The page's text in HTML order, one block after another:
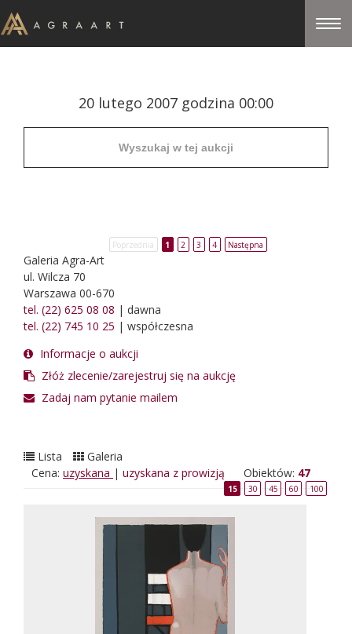
20 lutego 2007 godzina 00:00
Poprzednia 1 2 3 4 Następna
Galeria Agra-Art
ul. Wilcza 70
Warszawa 00-670
tel. (22) 625 08 08 | dawna
tel. (22) 745 10 25 | współczesna
Informacje o aukcji
Złóż zlecenie/zarejestruj się na aukcję
Zadaj nam pytanie mailem
Lista
Galeria
Cena: uzyskana | uzyskana z prowizją Obiektów: 47
15 30 45 60 100